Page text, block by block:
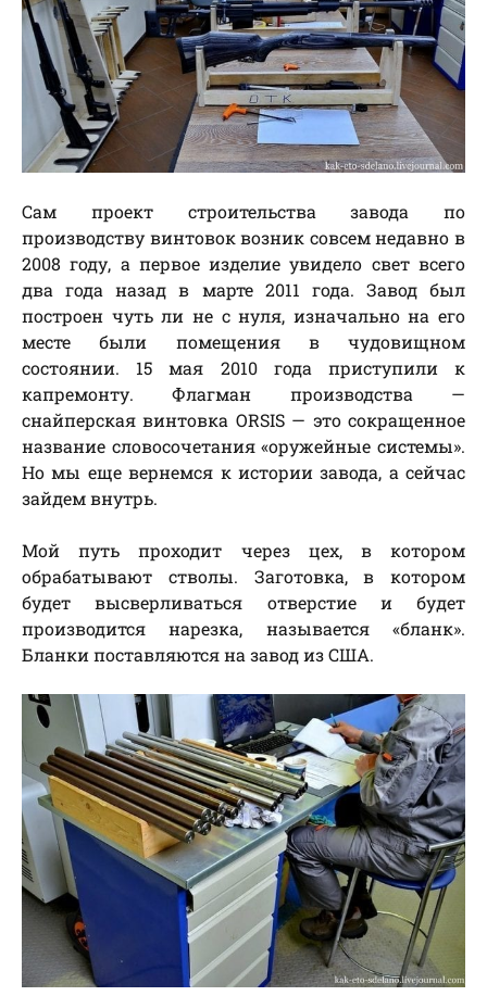
Сам проект строительства завода по
производству винтовок возник совсем недавно в
2008 году, а первое изделие увидело свет всего
два года назад в марте 2011 года. Завод был
построен чуть ли не с нуля, изначально на его
месте были помещения в чудовищном
состоянии. 15 мая 2010 года приступили к
капремонту. Флагман производства —
снайперская винтовка ORSIS — это сокращенное
название словосочетания «оружейные системы».
Но мы еще вернемся к истории завода, а сейчас
зайдем внутрь.
Мой путь проходит через цех, в котором
обрабатывают стволы. Заготовка, в котором
будет высверливаться отверстие и будет
производится нарезка, называется «бланк».
Бланки поставляются на завод из США.